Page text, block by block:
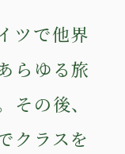
ツで他界
らゆる旅
その後、
クラスを